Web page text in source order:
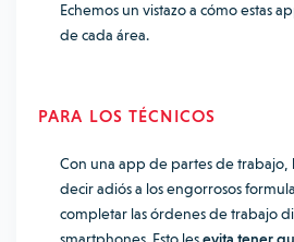
Echemos un vistazo a cómo estas
de cada área.
PARA LOS TÉCNICOS
Con una app de partes de trabajo,
decir adiós a los engorrosos
completar las órdenes de trabajo